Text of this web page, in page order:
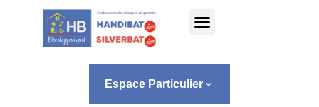
Panneau de gestion des cookies
Espace Particulier keyboard_arrow_down